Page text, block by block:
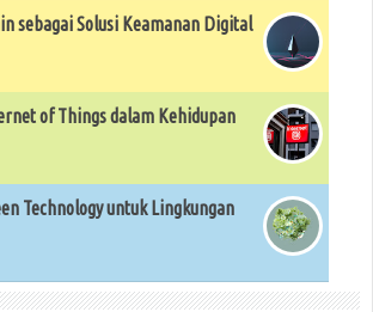
sebagai Solusi Keamanan Digital
of Things dalam Kehidupan
Technology untuk Lingkungan